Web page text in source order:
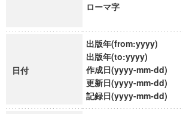
ローマ字
日付
出版年(from:yyyy)
出版年(to:yyyy)
作成日(yyyy-mm-dd)
更新日(yyyy-mm-dd)
記録日(yyyy-mm-dd)